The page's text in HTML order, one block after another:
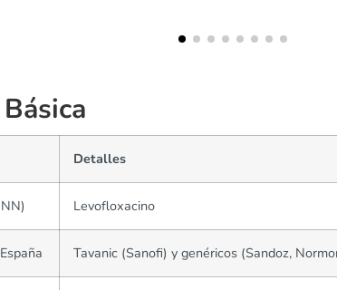
Detalles
Levofloxacino
Tavanic (Sanofi) y genéricos (Sandoz,